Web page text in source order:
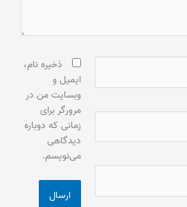
ذخیره نام،
ایمیل و
وبسایت من در
مرورگر برای
زمانی که دوباره
دیدگاهی
می‌نویسم.